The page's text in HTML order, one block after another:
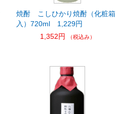
焼酎 こしひかり焼酎（化粧箱
入）720ml 1,229円
1,352円
（税込み）